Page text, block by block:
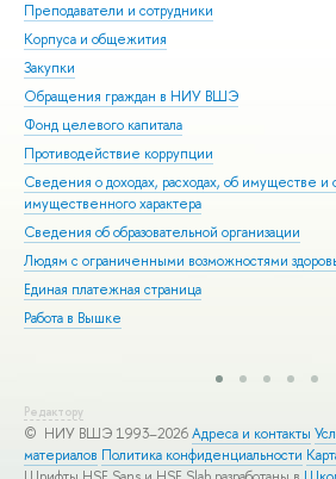
Преподаватели и сотрудники
Корпуса и общежития
Закупки
Обращения граждан в НИУ ВШЭ
Фонд целевого капитала
Противодействие коррупции
Сведения о доходах, расходах, об имуществе и
имущественного характера
Сведения об образовательной организации
Людям с ограниченными возможностями
Единая платежная страница
Работа в Вышке
Редактору
© НИУ ВШЭ 1993–2026Адреса и контакты
материалов Политика конфиденциальности